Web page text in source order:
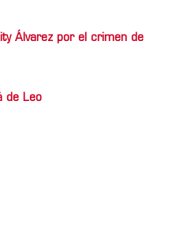
Álvarez por el crimen de
de Leo